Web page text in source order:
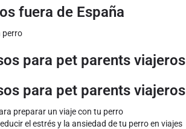
fuera de España
perro
para pet parents viajeros
para pet parents viajeros
preparar un viaje con tu perro
el estrés y la ansiedad de tu perro en viajes